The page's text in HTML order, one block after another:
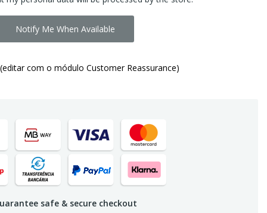
Notify Me When Available
(editar com o módulo Customer Reassurance)
safe & secure checkout